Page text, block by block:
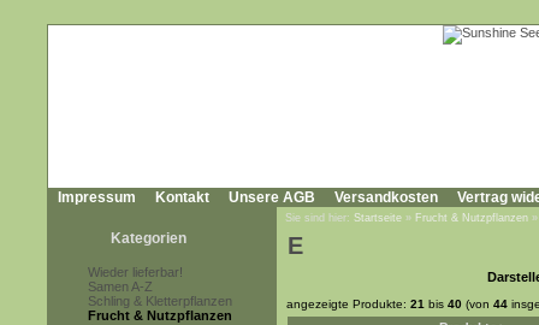
Impressum Kontakt Unsere AGB Versandkosten Vertrag
Kategorien
Wieder lieferbar!
Samen A-Z
Schling & Kletterpflanzen
Frucht & Nutzpflanzen
Sie sind hier: Startseite » Frucht & Nutzpflanzen
E
angezeigte Produkte: 21 bis 40 (von 44